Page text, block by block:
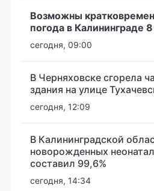
Возможны
погода в Калининграде 8
сегодня, 09:00
В Черняховске сгорела
здания на улице
сегодня, 12:09
В Калининградской
новорожденных
составил 99,6%
сегодня, 14:34